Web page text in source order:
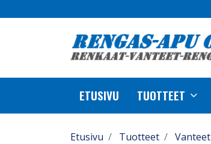
ETUSIVU TUOTTEET
Etusivu Tuotteet Vanteet